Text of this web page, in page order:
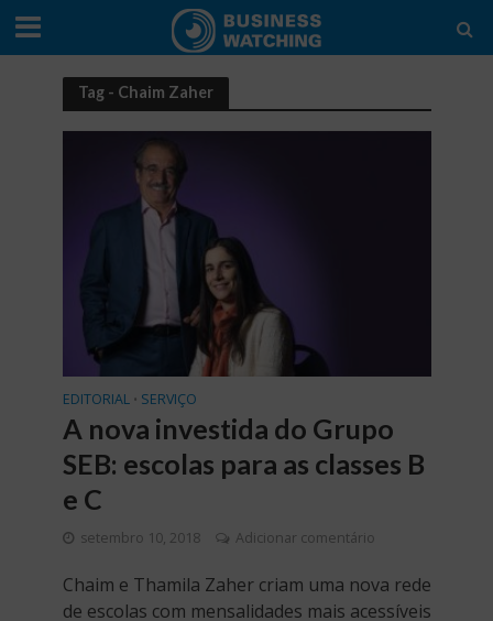
Tag - Chaim Zaher
EDITORIAL • SERVIÇO
A nova investida do Grupo
SEB: escolas para as classes B
e C
setembro 10, 2018 Adicionar comentário
Chaim e Thamila Zaher criam uma nova rede
de escolas com mensalidades mais acessíveis